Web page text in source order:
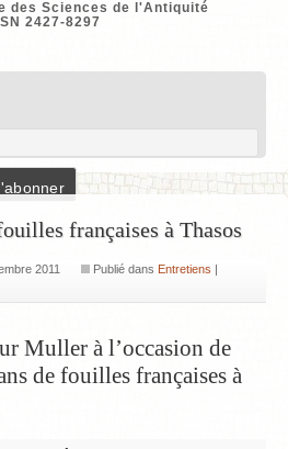
des Sciences de l'Antiquité
2427-8297
françaises à Thasos
2011 Publié dans Entretiens
Muller à l’occasion de
de fouilles françaises à